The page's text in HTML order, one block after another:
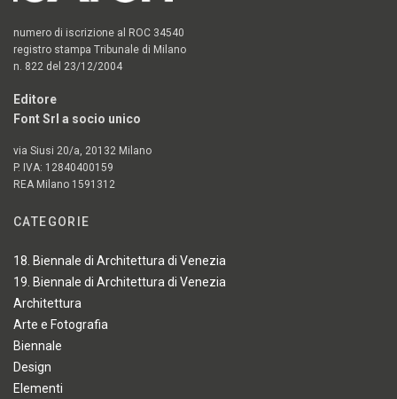
numero di iscrizione al ROC 34540
registro stampa Tribunale di Milano
n. 822 del 23/12/2004
Editore
Font Srl a socio unico
via Siusi 20/a, 20132 Milano
P. IVA: 12840400159
REA Milano 1591312
CATEGORIE
18. Biennale di Architettura di Venezia
19. Biennale di Architettura di Venezia
Architettura
Arte e Fotografia
Biennale
Design
Elementi